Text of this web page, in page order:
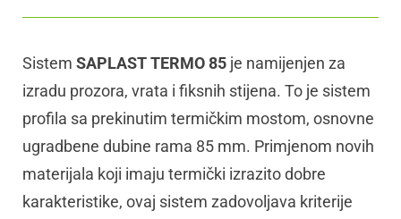
Sistem SAPLAST TERMO 85 je namijenjen za
izradu prozora, vrata i fiksnih stijena. To je sistem
profila sa prekinutim termičkim mostom, osnovne
ugradbene dubine rama 85 mm. Primjenom novih
materijala koji imaju termički izrazito dobre
karakteristike, ovaj sistem zadovoljava kriterije